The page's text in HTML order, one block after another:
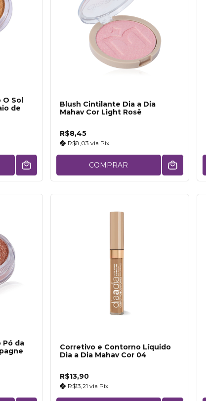
O Sol
de
Blush Cintilante Dia a Dia
Mahav Cor Light Rosê
R$8,45
R$8,03 via Pix
COMPRAR
Pó da
Corretivo e Contorno Líquido
Dia a Dia Mahav Cor 04
R$13,90
R$13,21 via Pix